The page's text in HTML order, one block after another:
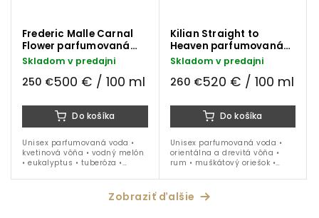
Frederic Malle Carnal
Flower parfumovaná
voda 50 ml
Skladom v predajni
250 €500 € / 100 ml
Do košíka
Unisex parfumovaná voda •
kvetinová vôňa • vodný melón
• eukalyptus • tuberóza •
ideálna na celoročné nosenie
Kilian Straight to
Heaven parfumovaná
voda 50 ml
Skladom v predajni
260 €520 € / 100 ml
Do košíka
Unisex parfumovaná voda •
orientálna a drevitá vôňa •
rum • muškátový oriešok •
fazule tonka • ambra • ideálna
na obdobie jeseň - jar
Zobraziť ďalšie